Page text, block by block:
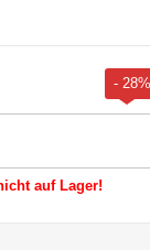
- 28%
auf Lager!